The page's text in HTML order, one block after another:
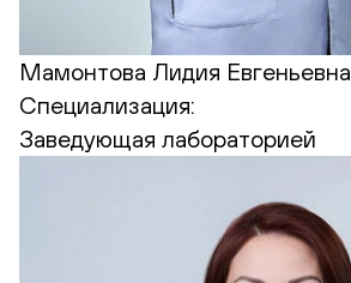
Мамонтова Лидия Евгеньевна
Специализация:
Заведующая лабораторией